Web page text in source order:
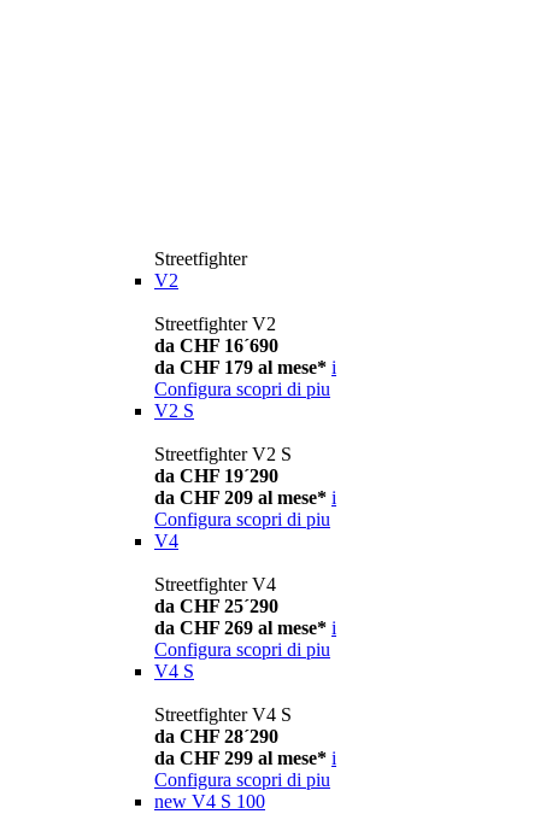
Streetfighter
V2
Streetfighter V2
da CHF 16´690
da CHF 179 al mese* i
Configura scopri di piu
V2 S
Streetfighter V2 S
da CHF 19´290
da CHF 209 al mese* i
Configura scopri di piu
V4
Streetfighter V4
da CHF 25´290
da CHF 269 al mese* i
Configura scopri di piu
V4 S
Streetfighter V4 S
da CHF 28´290
da CHF 299 al mese* i
Configura scopri di piu
new V4 S 100